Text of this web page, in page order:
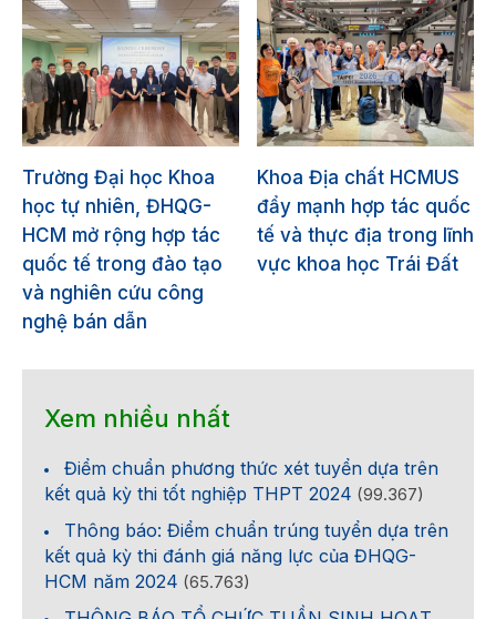
Trường Đại học Khoa
học tự nhiên, ĐHQG-
HCM mở rộng hợp tác
quốc tế trong đào tạo
và nghiên cứu công
nghệ bán dẫn
Khoa Địa chất HCMUS
đẩy mạnh hợp tác quốc
tế và thực địa trong lĩnh
vực khoa học Trái Đất
Xem nhiều nhất
Điểm chuẩn phương thức xét tuyển dựa trên
kết quả kỳ thi tốt nghiệp THPT 2024 (99.367)
Thông báo: Điểm chuẩn trúng tuyển dựa trên
kết quả kỳ thi đánh giá năng lực của ĐHQG-
HCM năm 2024 (65.763)